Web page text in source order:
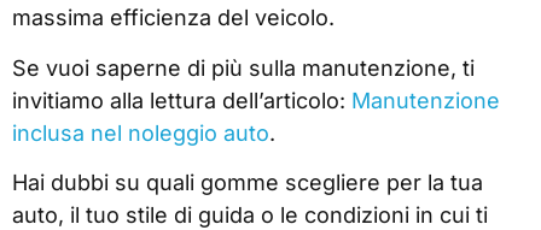
massima efficienza del veicolo.
Se vuoi saperne di più sulla manutenzione, ti
invitiamo alla lettura dell’articolo: Manutenzione
inclusa nel noleggio auto.
Hai dubbi su quali gomme scegliere per la tua
auto, il tuo stile di guida o le condizioni in cui ti